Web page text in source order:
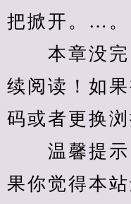
把掀开。…。
本章没完
续阅读！如
码或者更换浏
温馨提示
果你觉得本